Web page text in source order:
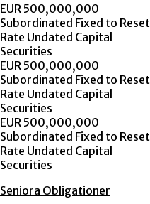
EUR 500,000,000
Subordinated Fixed to Reset
Rate Undated Capital
Securities
EUR 500,000,000
Subordinated Fixed to Reset
Rate Undated Capital
Securities
EUR 500,000,000
Subordinated Fixed to Reset
Rate Undated Capital
Securities
Seniora Obligationer